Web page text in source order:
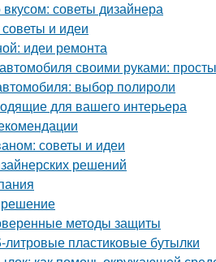
советы дизайнера
и идеи
идеи ремонта
своими руками:
выбор полироли
для вашего интерьера
советы и идеи
решений
методы защиты
пластиковые бутылки